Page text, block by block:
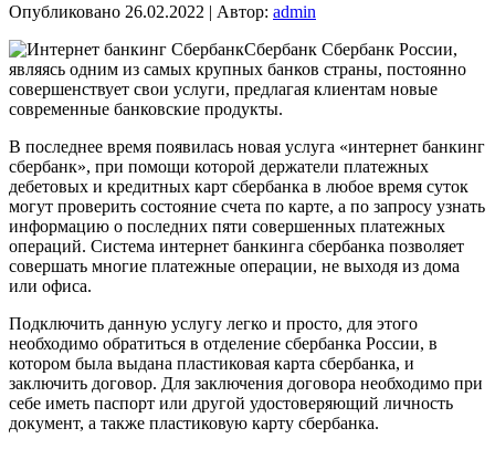
Опубликовано 26.02.2022 | Автор: admin
Сбербанк Сбербанк России,
являясь одним из самых крупных банков страны, постоянно
совершенствует свои услуги, предлагая клиентам новые
современные банковские продукты.
В последнее время появилась новая услуга «интернет банкинг
сбербанк», при помощи которой держатели платежных
дебетовых и кредитных карт сбербанка в любое время суток
могут проверить состояние счета по карте, а по запросу узнать
информацию о последних пяти совершенных платежных
операций. Система интернет банкинга сбербанка позволяет
совершать многие платежные операции, не выходя из дома
или офиса.
Подключить данную услугу легко и просто, для этого
необходимо обратиться в отделение сбербанка России, в
котором была выдана пластиковая карта сбербанка, и
заключить договор. Для заключения договора необходимо при
себе иметь паспорт или другой удостоверяющий личность
документ, а также пластиковую карту сбербанка.